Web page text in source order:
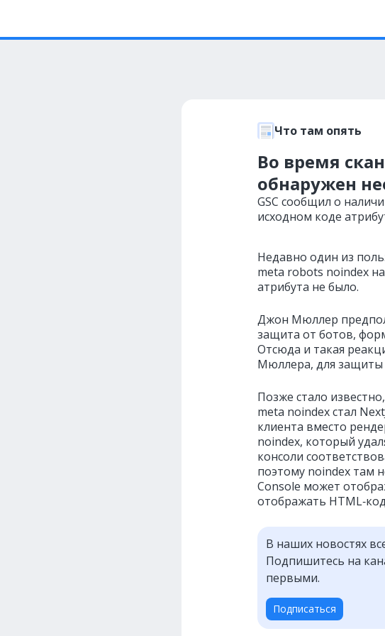
Что там опять
Во время
обнаружен
GSC сообщил о
исходном коде
Недавно один из
meta robots noindex
атрибута не было.
Джон Мюллер
защита от ботов,
Отсюда и такая
Мюллера, для защиты
Позже стало
meta noindex стал
клиента вместо
noindex, который
консоли
поэтому noindex там
Console может
отображать
В наших новостях
Подпишитесь на
первыми.
Подписаться